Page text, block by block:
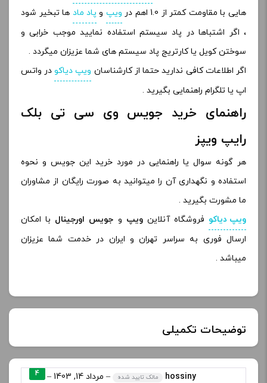
هایی با مقاومت کمتر از 1.0 اهم در
ویپ و پاد ماد ها تبخیر شود
، اگر اشتباها در پاد سیستم استفاده نمایید موجب خرابی و
سوختن کویل یا کارتریج پاد سیستم های شما عزیزان میگردد .
اگر اطلاعات کافی ندارید حتما از کارشناسان ویپ دیاکودر واتس
اپ یا تلگرام راهنمایی بگیرید .
راهنمای خرید جویس وی سی تی بلک
رایپ ویپز
هر گونه سوال یا راهنمایی در مورد خرید این جویس و نحوه
استفاده و نگهداری آن را میتوانید به صورت رایگان از مشاوران
ما مشورت بگیرید .
ویپ دیاکو فروشگاه آنلاینویپ و جویس اورجینال با امکان
ارسال فوری به سراسر تهران و ایران در خدمت شما عزیزان
میباشد .
توضیحات تکمیلی
یخ دار 4 hossiny مالک تایید شده – مرداد 14, 1403
–